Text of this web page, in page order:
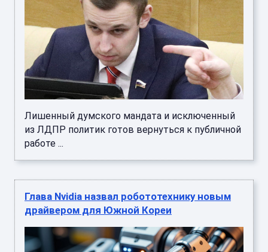
Лишенный думского мандата и исключенный
из ЛДПР политик готов вернуться к публичной
работе ...
Глава Nvidia назвал робототехнику новым
драйвером для Южной Кореи